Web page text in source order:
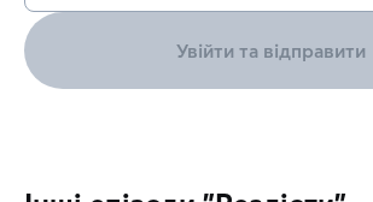
Увійти та відправити